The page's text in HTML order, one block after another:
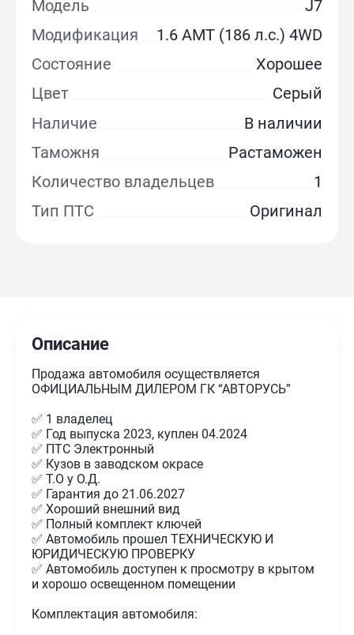
Модель
J7
Модификация
1.6 AMT (186 л.с.) 4WD
Состояние
Хорошее
Цвет
Серый
Наличие
В наличии
Таможня
Растаможен
Количество владельцев
1
Тип ПТС
Оригинал
Описание
Продажа автомобиля осуществляется
ОФИЦИАЛЬНЫМ ДИЛЕРОМ ГК “АВТОРУСЬ”
✅ 1 владелец
✅ Год выпуска 2023, куплен 04.2024
✅ ПТС Электронный
✅ Кузов в заводском окрасе
✅ Т.О у О.Д.
✅ Гарантия до 21.06.2027
✅ Хороший внешний вид
✅ Полный комплект ключей
✅ Автомобиль прошел ТЕХНИЧЕСКУЮ И
ЮРИДИЧЕСКУЮ ПРОВЕРКУ
✅ Автомобиль доступен к просмотру в крытом
и хорошо освещенном помещении
Комплектация автомобиля: